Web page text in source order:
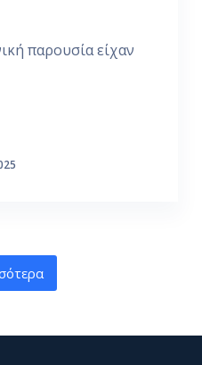
παρουσία είχαν